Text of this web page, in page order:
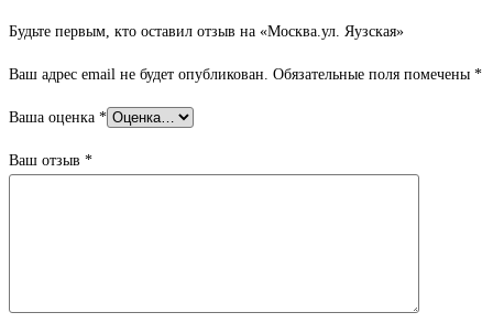
Будьте первым, кто оставил отзыв на «Москва.ул. Яузская»
Ваш адрес email не будет опубликован. Обязательные поля помечены *
Ваша оценка *
Ваш отзыв *